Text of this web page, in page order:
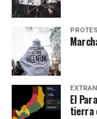
El
tierra